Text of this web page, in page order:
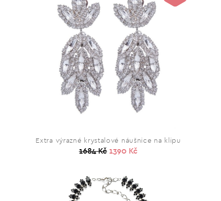
Extra výrazné krystalové náušnice na klipu
1684 Kč 1390 Kč